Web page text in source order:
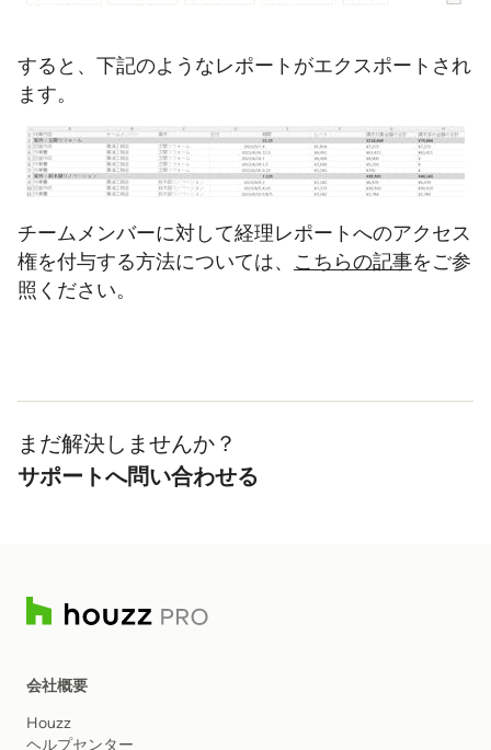
すると、下記のようなレポートがエクスポートされ
ます。
チームメンバーに対して経理レポートへのアクセス
権を付与する方法については、 こちらの記事をご参
照ください。
まだ解決しませんか？
サポートへ問い合わせる
会社概要
Houzz
ヘルプセンター